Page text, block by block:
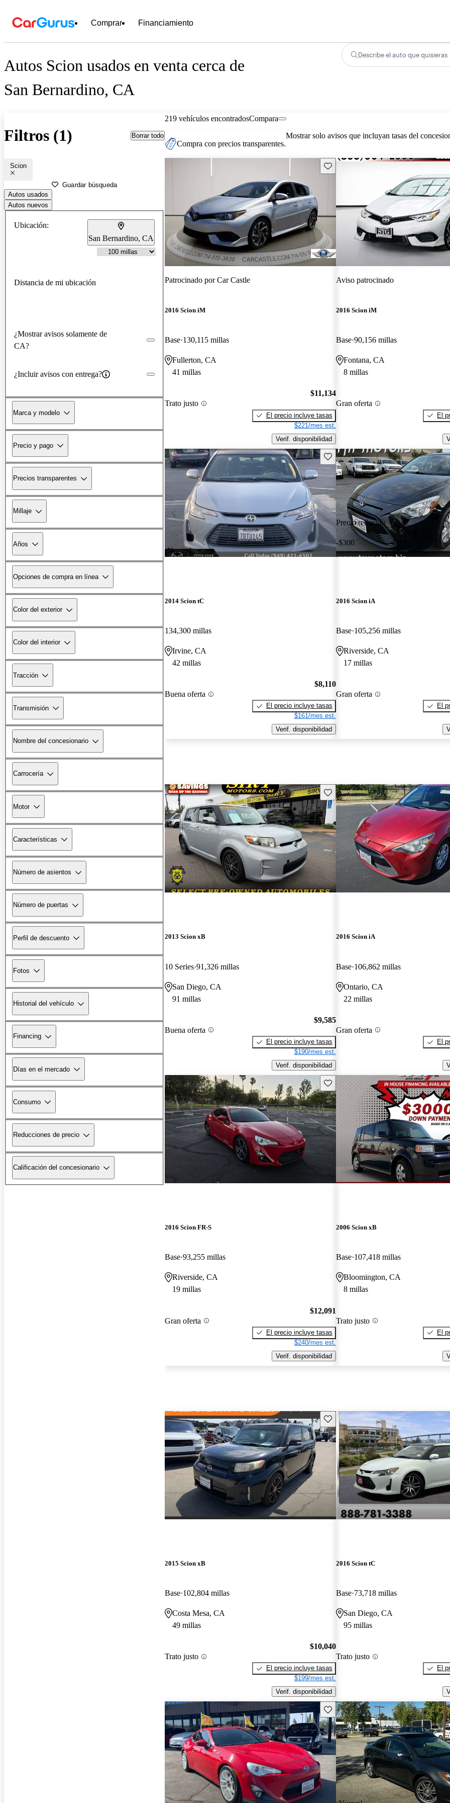
Comprar Financiamiento
Autos Scion usados en venta cerca de
San Bernardino, CA
Describe el auto que quisieras
Filtros (1) Borrar todo
Scion
Guardar búsqueda
Autos usados
Autos nuevos
Ubicación:
San Bernardino, CA
Distancia de mi ubicación
¿Mostrar avisos solamente de
CA?
¿Incluir avisos con entrega?
Marca y modelo
Precio y pago
Precios transparentes
Millaje
Años
Opciones de compra en línea
Color del exterior
Color del interior
Tracción
Transmisión
Nombre del concesionario
Carrocería
Motor
Características
Número de asientos
Número de puertas
Perfil de descuento
Fotos
Historial del vehículo
Financing
Días en el mercado
Consumo
Reducciones de precio
Calificación del concesionario
219 vehículos encontradosCompara
Compra con precios transparentes.
Mostrar solo avisos que incluyan tasas del
Guarda este Aviso
Patrocinado porCar Castle
2016 Scion iM
Base 130,115 millas
Fullerton, CA
41 millas
Trato justo
$11,134
El precio incluye tasas
$221/mes est.
Verif. disponibilidad
Aviso patrocinado
2016 Scion iM
Base 90,156 millas
Fontana, CA
8 millas
Gran oferta
El
¡Nuevo!
Guarda este Aviso
2014 Scion tC
134,300 millas
Irvine, CA
42 millas
Buena oferta
$8,110
El precio incluye tasas
$161/mes est.
Verif. disponibilidad
Precio reducido
-$300
2016 Scion iA
Base 105,256 millas
Riverside, CA
17 millas
Gran oferta
El
Guarda este Aviso
2013 Scion xB
10 Series 91,326 millas
San Diego, CA
91 millas
Buena oferta
$9,585
El precio incluye tasas
$190/mes est.
Verif. disponibilidad
2016 Scion iA
Base 106,862 millas
Ontario, CA
22 millas
Gran oferta
El
Guarda este Aviso
2016 Scion FR-S
Base 93,255 millas
Riverside, CA
19 millas
Gran oferta
$12,091
El precio incluye tasas
$240/mes est.
Verif. disponibilidad
2006 Scion xB
Base 107,418 millas
Bloomington, CA
8 millas
Trato justo
El
Guarda este Aviso
2015 Scion xB
Base 102,804 millas
Costa Mesa, CA
49 millas
Trato justo
$10,040
El precio incluye tasas
$199/mes est.
Verif. disponibilidad
2016 Scion tC
Base 73,718 millas
San Diego, CA
95 millas
Trato justo
El
Guarda este Aviso